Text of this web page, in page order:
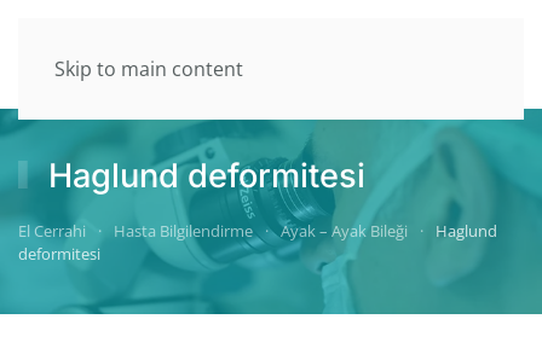
Skip to main content
Haglund deformitesi
El Cerrahi Hasta Bilgilendirme Ayak – Ayak Bileği
Haglund
deformitesi